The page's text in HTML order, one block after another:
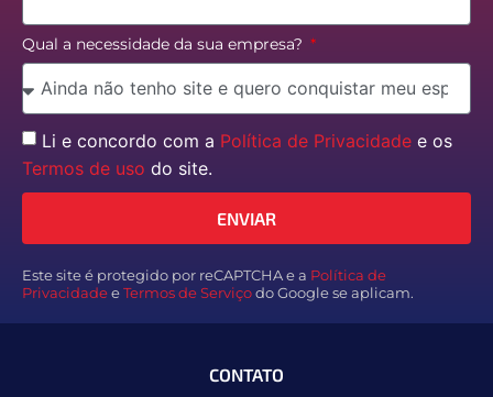
Qual a necessidade da sua empresa?
Li e concordo com a Política de Privacidade e os
Termos de uso do site.
ENVIAR
Este site é protegido por reCAPTCHA e a Política de
Privacidade e Termos de Serviço do Google se aplicam.
CONTATO